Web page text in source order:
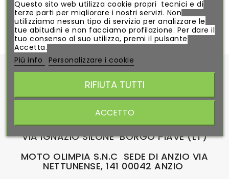
MIGLIORI VENDITE 
PICA MOTO VIA PONTINA KM.66.670 ANGOLO
VIA IGNAZIO SILONE BORGO PIAVE (LT)
MOTO OLIMPIA S.N.C SEDE DI ANZIO VIA
NETTUNENSE, 141 00042 ANZIO
Questo sito web utilizza cookie propri tecnici e di
terze parti per migliorare i nostri servizi. Non
utilizziamo nessun tipo di servizio per analizzare le
tue abitudini e non facciamo profilazione. Per dare il
tuo consenso al suo utilizzo, premi il pulsante
Accetta.
Piú info
Personalizzare i cookie
RIFIUTA TUTTI
ACCETTO